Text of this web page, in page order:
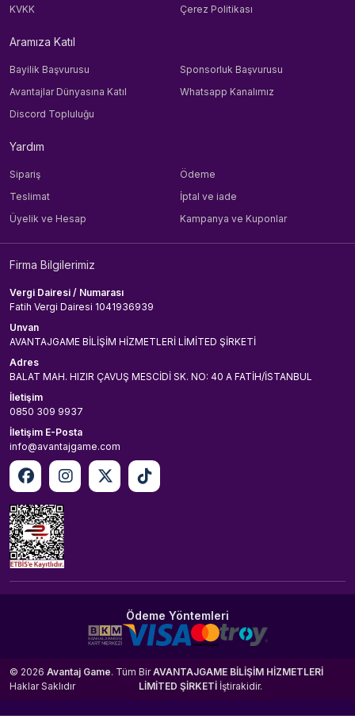
KVKK
Çerez Politikası
Aramıza Katıl
Bayilik Başvurusu
Sponsorluk Başvurusu
Avantajlar Dünyasına Katıl
Whatsapp Kanalımız
Discord Topluluğu
Yardım
Sipariş
Ödeme
Teslimat
İptal ve iade
Üyelik ve Hesap
Kampanya ve Kuponlar
Firma Bilgilerimiz
Vergi Dairesi / Numarası
Fatih Vergi Dairesi 1041936939
Unvan
AVANTAJGAME BİLİŞİM HİZMETLERİ LİMİTED ŞİRKETİ
Adres
BALAT MAH. HIZIR ÇAVUŞ MESCİDİ SK. NO: 40 A FATİH/İSTANBUL
İletişim
0850 309 9937
İletişim E-Posta
info@avantajgame.com
Ödeme Yöntemleri
© 2026 Avantaj Game. Tüm
Haklar Saklıdır
BirAVANTAJGAME BİLİŞİM HİZMETLERİ
LİMİTED ŞİRKETİ İştirakidir.